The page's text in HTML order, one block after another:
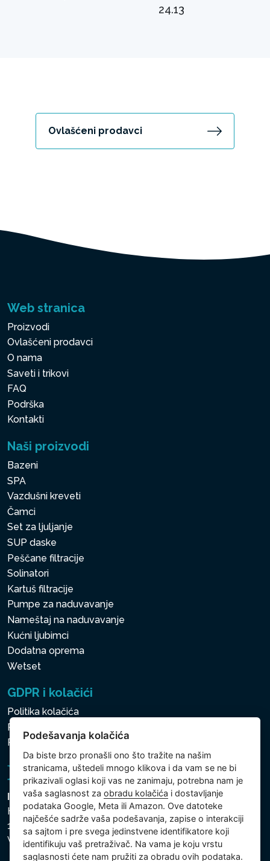
24.13
Ovlašćeni prodavci
Web stranica
Proizvodi
Ovlašćeni prodavci
O nama
Saveti i trikovi
FAQ
Podrška
Kontakti
Naši proizvodi
Bazeni
SPA
Vazdušni kreveti
Čamci
Set za ljuljanje
SUP daske
Peščane filtracije
Solinatori
Kartuš filtracije
Pumpe za naduvavanje
Nameštaj na naduvavanje
Kućni ljubimci
Dodatna oprema
Wetset
GDPR i kolačići
Politika kolačića
Politika zaštite ličnih i drugih obrađivanih podataka
Politika kolačića
Intex Trading, s.r.o.
Hradecká 2526/3
130 00 Praha 3
Vinohrady - Česká republika
Podešavanja kolačića
Da biste brzo pronašli ono što tražite na našim
stranicama, uštedeli mnogo klikova i da vam se ne bi
prikazivali oglasi koji vas ne zanimaju, potrebna nam je
vaša saglasnost zaobradu kolačića i dostavljanje
podataka Google, Meta ili Amazon. Ove datoteke
najčešće sadrže vaša podešavanja, zapise o interakciji
sa sajtom i pre svega jedinstvene identifikatore koji
identifikuju vaš pretraživač. Na vama je koju vrstu
saglasnosti ćete nam pružiti za obradu ovih podataka.